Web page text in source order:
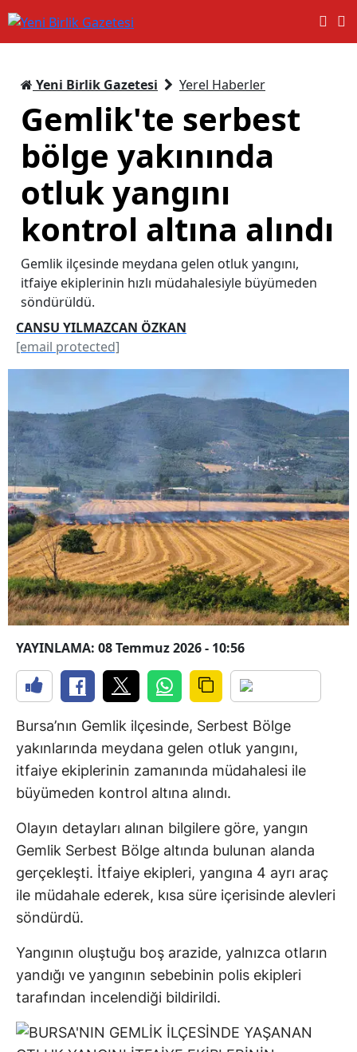
Yeni Birlik Gazetesi Yerel Haberler
Gemlik'te serbest
bölge yakınında
otluk yangını
kontrol altına alındı
Gemlik ilçesinde meydana gelen otluk yangını,
itfaiye ekiplerinin hızlı müdahalesiyle büyümeden
söndürüldü.
CANSU YILMAZCAN ÖZKAN
[email protected]
YAYINLAMA: 08 Temmuz 2026 - 10:56
Bursa’nın Gemlik ilçesinde, Serbest Bölge
yakınlarında meydana gelen otluk yangını,
itfaiye ekiplerinin zamanında müdahalesi ile
büyümeden kontrol altına alındı.
Olayın detayları alınan bilgilere göre, yangın
Gemlik Serbest Bölge altında bulunan alanda
gerçekleşti. İtfaiye ekipleri, yangına 4 ayrı araç
ile müdahale ederek, kısa süre içerisinde alevleri
söndürdü.
Yangının oluştuğu boş arazide, yalnızca otların
yandığı ve yangının sebebinin polis ekipleri
tarafından incelendiği bildirildi.